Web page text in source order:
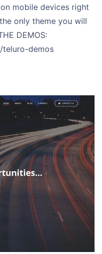
mobile devices right
only theme you will
DEMOS:
demos